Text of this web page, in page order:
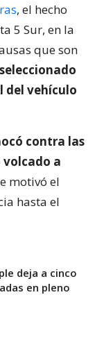
, el hecho
5 Sur, en la
que son
del vehículo
contra las
a
motivó el
hasta el
deja a cinco
en pleno